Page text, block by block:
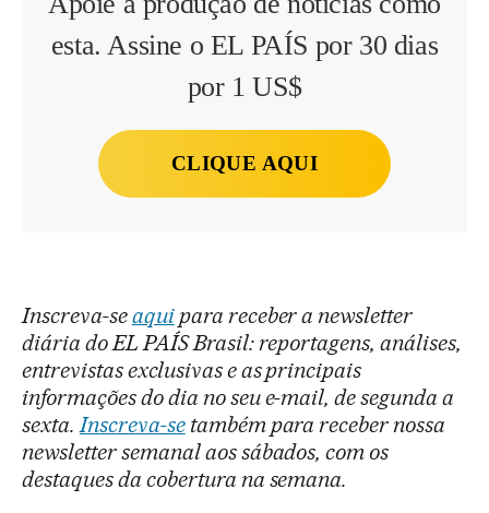
esta. Assine o EL PAÍS por 30 dias
por 1 US$
CLIQUE AQUI
Inscreva-seaquipara receber a newsletter
diária do EL PAÍS Brasil: reportagens, análises,
entrevistas exclusivas e as principais
informações do dia no seu e-mail, de segunda a
sexta.Inscreva-setambém para receber nossa
newsletter semanal aos sábados, com os
destaques da cobertura na semana.